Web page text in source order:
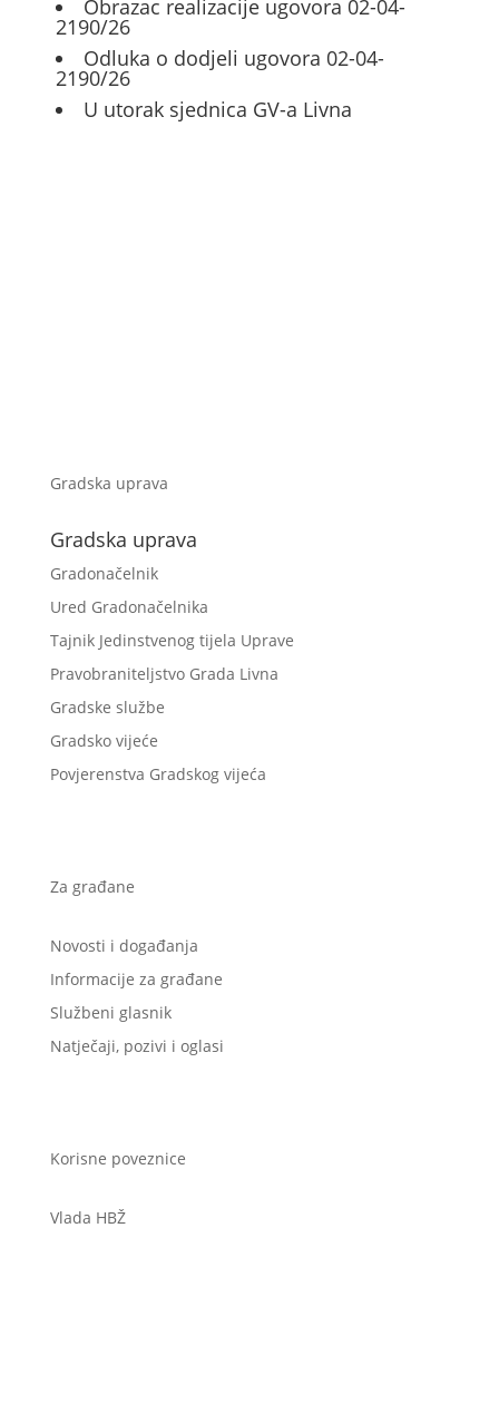
Obrazac realizacije ugovora 02-04-
2190/26
Odluka o dodjeli ugovora 02-04-
2190/26
U utorak sjednica GV-a Livna
Gradska uprava
Gradska uprava
Gradonačelnik
Ured Gradonačelnika
Tajnik Jedinstvenog tijela Uprave
Pravobraniteljstvo Grada Livna
Gradske službe
Gradsko vijeće
Povjerenstva Gradskog vijeća
Za građane
Novosti i događanja
Informacije za građane
Službeni glasnik
Natječaji, pozivi i oglasi
Korisne poveznice
Vlada HBŽ